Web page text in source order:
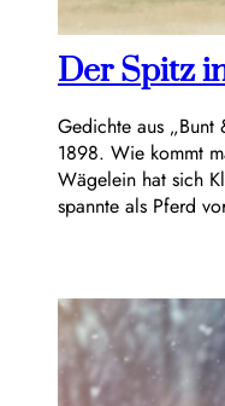
Der Spitz
Gedichte aus
1898. Wie kommt
Wägelein hat sich
spannte als Pferd